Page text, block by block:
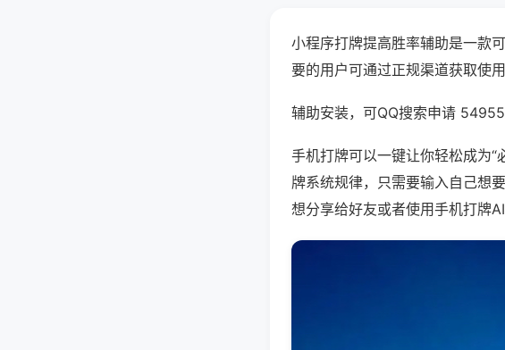
小程序打牌提高胜率辅助是一款
要的用户可通过正规渠道获取使用
辅助安装，可QQ搜索申请
手机打牌可以一键让你轻松成为
牌系统规律，只需要输入自己想
想分享给好友或者使用手机打牌